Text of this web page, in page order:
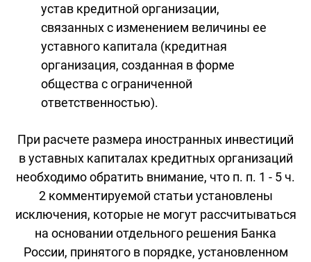
устав кредитной организации,
связанных с изменением величины ее
уставного капитала (кредитная
организация, созданная в форме
общества с ограниченной
ответственностью).
При расчете размера иностранных инвестиций
в уставных капиталах кредитных организаций
необходимо обратить внимание, что п. п. 1 - 5 ч.
2 комментируемой статьи установлены
исключения, которые не могут рассчитываться
на основании отдельного решения Банка
России, принятого в порядке, установленном